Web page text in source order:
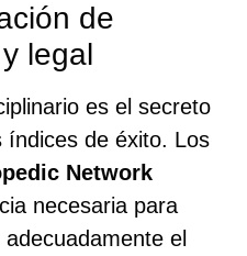
de
legal
es el secreto
índices de éxito. Los
Network
necesaria para
el